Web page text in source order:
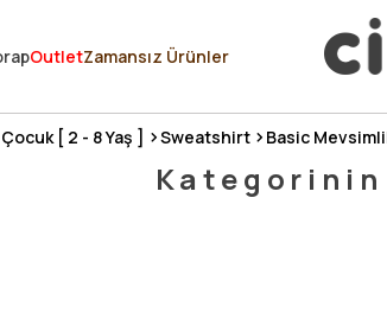
OutletZamansız Ürünler
[ 2 - 8 Yaş ] Sweatshirt Basic